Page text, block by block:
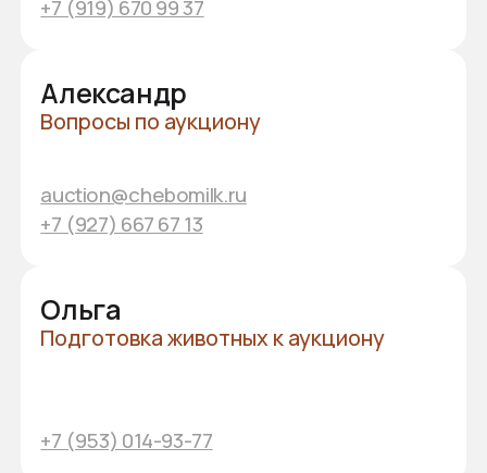
Оставьте свои контакты,
и мы свяжемся с вами!
Отправляя заявку, я подтверждаю своё согласие
сполитикой конфиденциальности
Разработка сайта WDS